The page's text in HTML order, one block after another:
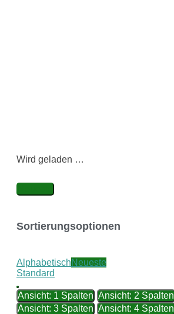
Wird geladen …
Sortierungsoptionen
AlphabetischNeueste
Standard
Ansicht: 1 Spalten Ansicht: 2 Spalten
Ansicht: 3 Spalten Ansicht: 4 Spalten